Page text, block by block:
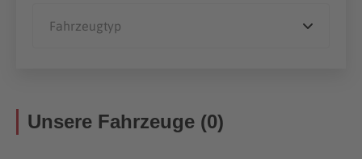
Unsere Fahrzeuge (0)